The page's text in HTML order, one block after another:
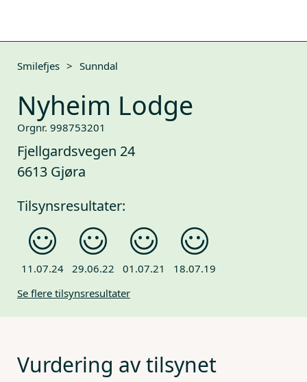
Smilefjes > Sunndal
Nyheim Lodge
Orgnr. 998753201
Fjellgardsvegen 24
6613 Gjøra
Tilsynsresultater:
11.07.24 29.06.22 01.07.21
18.07.19
Se flere tilsynsresultater
Vurdering av tilsynet